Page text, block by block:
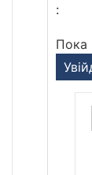
:
Пока